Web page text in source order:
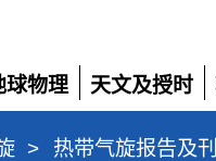
球物理
天文及授时
展
开
> 热带气旋报告及